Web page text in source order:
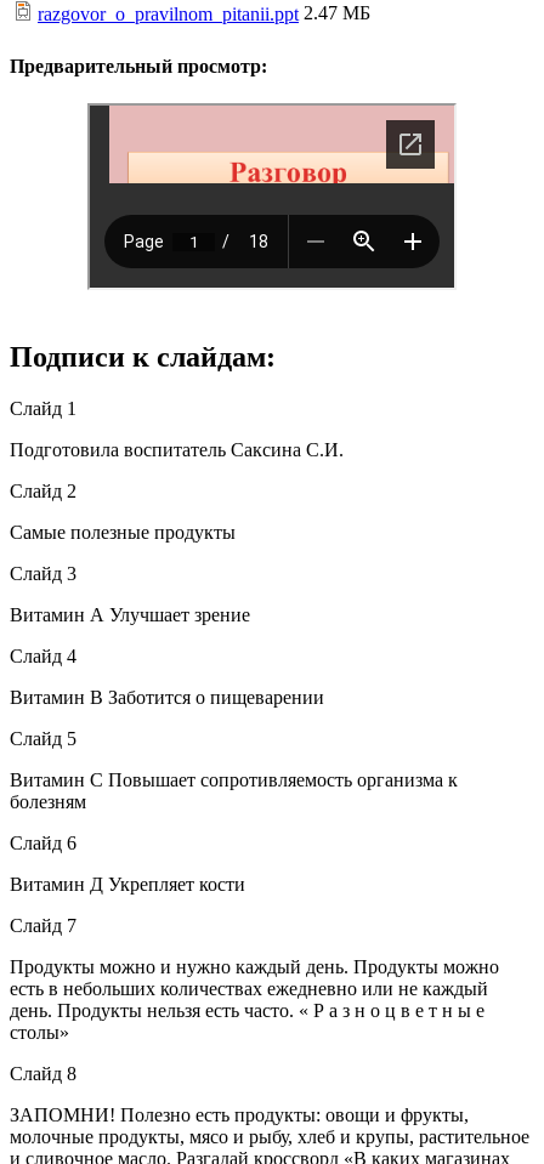
razgovor_o_pravilnom_pitanii.ppt 2.47 МБ
Предварительный просмотр:
Подписи к слайдам:
Слайд 1
Подготовила воспитатель Саксина С.И.
Слайд 2
Самые полезные продукты
Слайд 3
Витамин А Улучшает зрение
Слайд 4
Витамин В Заботится о пищеварении
Слайд 5
Витамин С Повышает сопротивляемость организма к
болезням
Слайд 6
Витамин Д Укрепляет кости
Слайд 7
Продукты можно и нужно каждый день. Продукты можно
есть в небольших количествах ежедневно или не каждый
день. Продукты нельзя есть часто. « Р а з н о ц в е т н ы е
столы»
Слайд 8
ЗАПОМНИ! Полезно есть продукты: овощи и фрукты,
молочные продукты, мясо и рыбу, хлеб и крупы, растительное
и сливочное масло. Разгадай кроссворд «В каких магазинах